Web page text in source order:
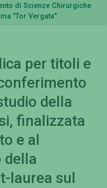
di Scienze Chirurgiche
"Tor Vergata"
per titoli e
della
finalizzata
e al
della
laurea sul